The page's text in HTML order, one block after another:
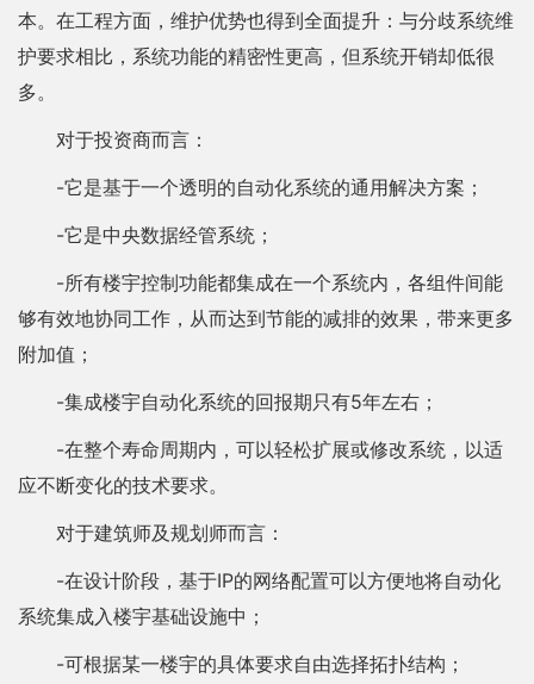
本。在工程方面，维护优势也得到全面提升：与分歧系统维
护要求相比，系统功能的精密性更高，但系统开销却低很
多。
对于投资商而言：
-它是基于一个透明的自动化系统的通用解决方案；
-它是中央数据经管系统；
-所有楼宇控制功能都集成在一个系统内，各组件间能
够有效地协同工作，从而达到节能的减排的效果，带来更多
附加值；
-集成楼宇自动化系统的回报期只有5年左右；
-在整个寿命周期内，可以轻松扩展或修改系统，以适
应不断变化的技术要求。
对于建筑师及规划师而言：
-在设计阶段，基于IP的网络配置可以方便地将自动化
系统集成入楼宇基础设施中；
-可根据某一楼宇的具体要求自由选择拓扑结构；